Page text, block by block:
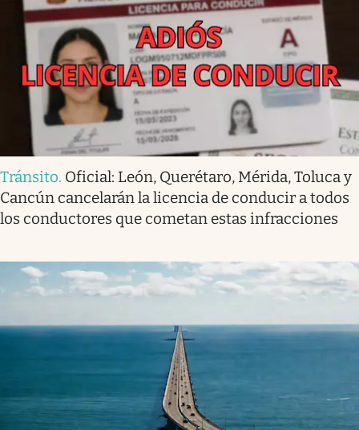
Tránsito. Oficial: León, Querétaro, Mérida, Toluca y
Cancún cancelarán la licencia de conducir a todos
los conductores que cometan estas infracciones